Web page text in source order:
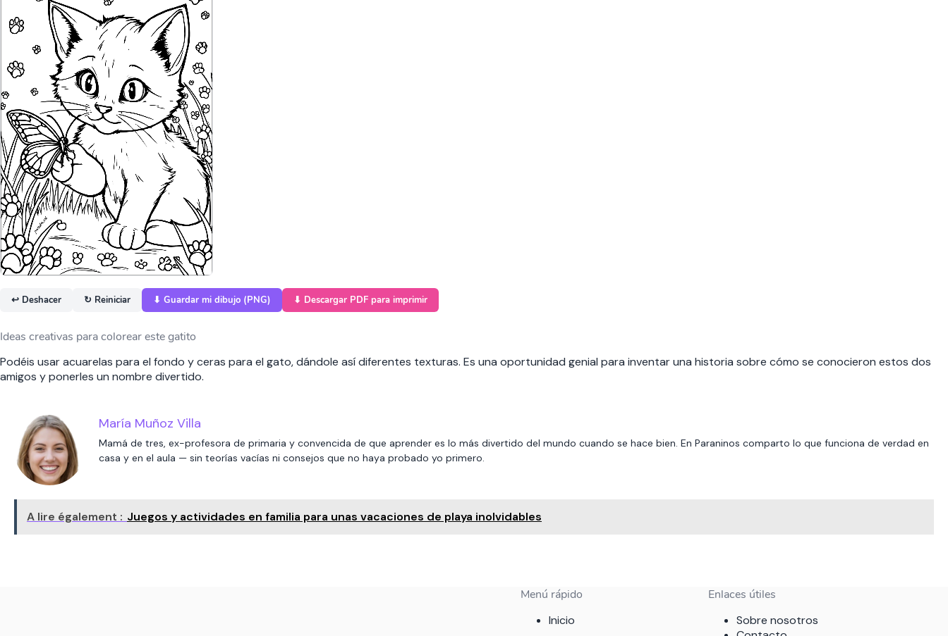
↩ Deshacer ↻ Reiniciar ⬇ Guardar mi dibujo (PNG) ⬇ Descargar PDF para imprimir
Ideas creativas para colorear este gatito
Podéis usar acuarelas para el fondo y ceras para el gato, dándole así diferentes texturas. Es una oportunidad genial para inventar una historia sobre cómo se conocieron estos dos
amigos y ponerles un nombre divertido.
María Muñoz Villa
Mamá de tres, ex-profesora de primaria y convencida de que aprender es lo más divertido del mundo cuando se hace bien. En Paraninos comparto lo que funciona de verdad en
casa y en el aula — sin teorías vacías ni consejos que no haya probado yo primero.
A lire également : Juegos y actividades en familia para unas vacaciones de playa inolvidables
Menú rápido
Inicio
Enlaces útiles
Sobre nosotros